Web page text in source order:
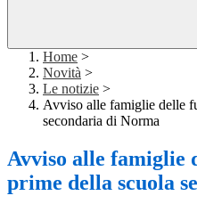
Home >
Novità >
Le notizie >
Avviso alle famiglie delle
secondaria di Norma
Avviso alle famiglie
prime della scuola